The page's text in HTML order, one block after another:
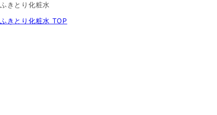
ふきとり化粧水
ふきとり化粧水 TOP